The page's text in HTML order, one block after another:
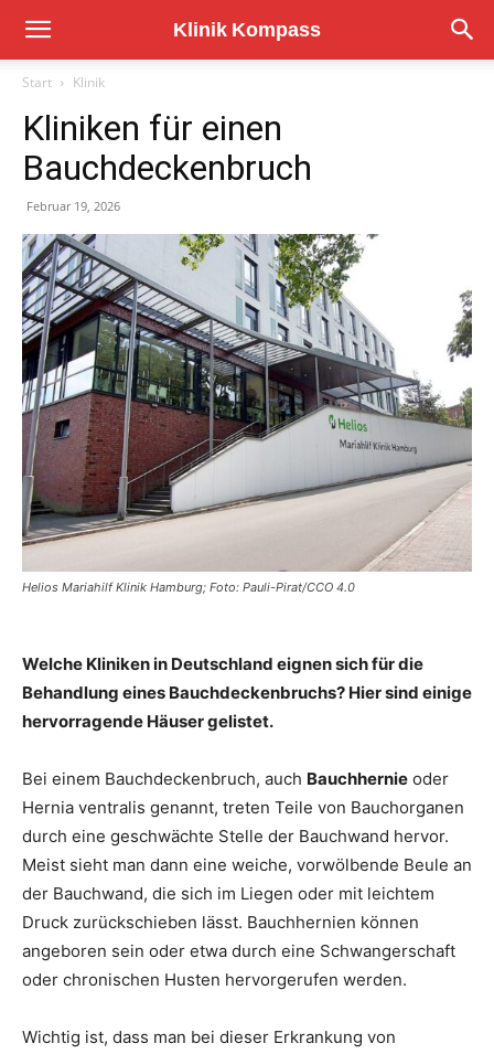
Start Klinik
Kliniken für einen
Bauchdeckenbruch
Februar 19, 2026
Helios Mariahilf Klinik Hamburg; Foto: Pauli-Pirat/CCO 4.0
Welche Kliniken in Deutschland eignen sich für die
Behandlung eines Bauchdeckenbruchs? Hier sind einige
hervorragende Häuser gelistet.
Bei einem Bauchdeckenbruch, auch Bauchhernie oder
Hernia ventralis genannt, treten Teile von Bauchorganen
durch eine geschwächte Stelle der Bauchwand hervor.
Meist sieht man dann eine weiche, vorwölbende Beule an
der Bauchwand, die sich im Liegen oder mit leichtem
Druck zurückschieben lässt. Bauchhernien können
angeboren sein oder etwa durch eine Schwangerschaft
oder chronischen Husten hervorgerufen werden.
Wichtig ist, dass man bei dieser Erkrankung von